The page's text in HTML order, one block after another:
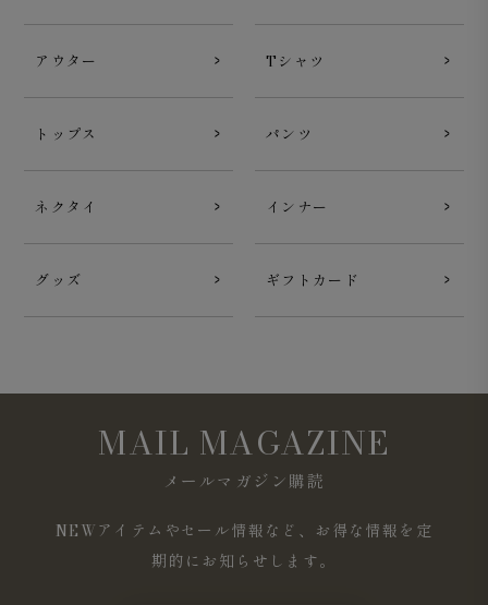
アウター Tシャツ
トップス パンツ
ネクタイ インナー
グッズ ギフトカード
MAIL MAGAZINE
メールマガジン購読
NEWアイテムやセール情報など、お得な情報を定
期的にお知らせします。